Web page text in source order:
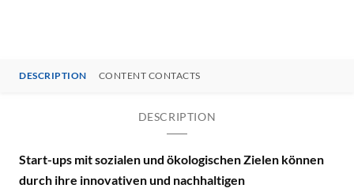
DESCRIPTION CONTENT CONTACTS
DESCRIPTION
Start-ups mit sozialen und ökologischen Zielen können
durch ihre innovativen und nachhaltigen